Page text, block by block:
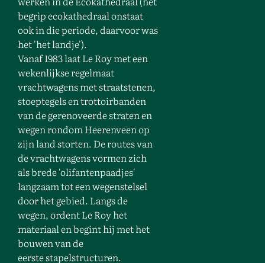
begrip ecokathedraal onstaat
ook in die periode, daarvoor was
het 'het landje').
Vanaf 1983 laat Le Roy met een
wekenlijkse regelmaat
vrachtwagens met straatstenen,
stoeptegels en trottoirbanden
van de gerenoveerde straten en
wegen rondom Heerenveen op
zijn land storten. De routes van
de vrachtwagens vormen zich
als brede 'olifantenpaadjes'
langzaam tot een wegenstelsel
door het gebied. Langs de
wegen, ordent Le Roy het
materiaal en begint hij met het
bouwen van de
eerste stapelstructuren.